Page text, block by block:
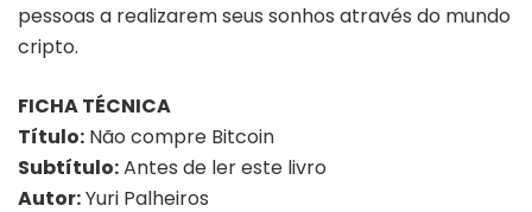
pessoas a realizarem seus sonhos através do mundo
cripto.
FICHA TÉCNICA
Título: Não compre Bitcoin
Subtítulo:Antes de ler este livro
Autor:Yuri Palheiros